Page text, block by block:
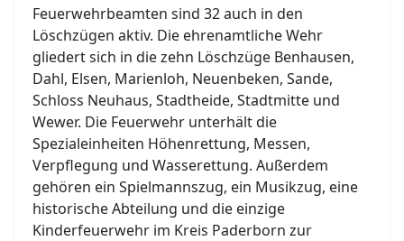
Feuerwehrbeamten sind 32 auch in den
Löschzügen aktiv. Die ehrenamtliche Wehr
gliedert sich in die zehn Löschzüge Benhausen,
Dahl, Elsen, Marienloh, Neuenbeken, Sande,
Schloss Neuhaus, Stadtheide, Stadtmitte und
Wewer. Die Feuerwehr unterhält die
Spezialeinheiten Höhenrettung, Messen,
Verpflegung und Wasserettung. Außerdem
gehören ein Spielmannszug, ein Musikzug, eine
historische Abteilung und die einzige
Kinderfeuerwehr im Kreis Paderborn zur